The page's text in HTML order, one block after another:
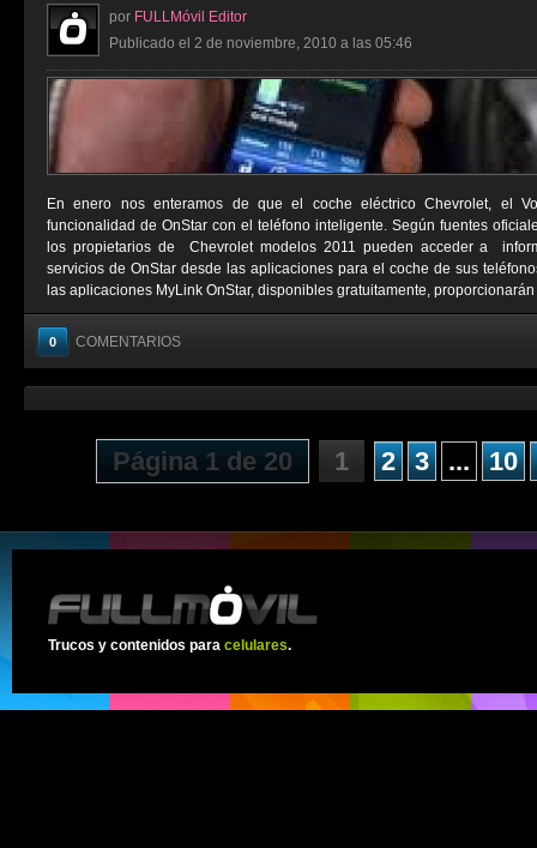
por FULLMóvil Editor
Publicado el 2 de noviembre, 2010 a las 05:46
En enero nos enteramos de que el coche eléctrico Chevrolet, el
funcionalidad de OnStar con el teléfono inteligente. Según fuentes
los propietarios de Chevrolet modelos 2011 pueden acceder a
servicios de OnStar desde las aplicaciones para el coche de sus
las aplicaciones MyLink OnStar, disponibles gratuitamente, proporcionarán
0 COMENTARIOS
Página 1 de 20 1 2 3 ... 10
Trucos y contenidos para celulares.